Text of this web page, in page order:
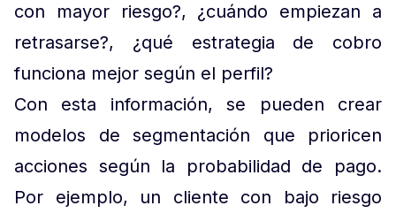
con mayor riesgo?, ¿cuándo empiezan a
retrasarse?, ¿qué estrategia de cobro
funciona mejor según el perfil?
Con esta información, se pueden crear
modelos de segmentación que prioricen
acciones según la probabilidad de pago.
Por ejemplo, un cliente con bajo riesgo